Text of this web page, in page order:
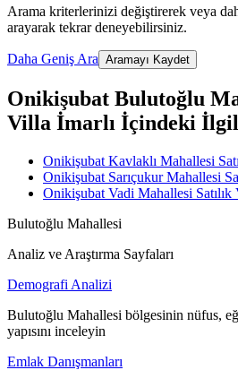
Arama kriterlerinizi değiştirerek veya
arayarak tekrar deneyebilirsiniz.
Daha Geniş Ara Aramayı Kaydet
Onikişubat Bulutoğlu
Villa İmarlı İçindeki
Onikişubat Kavlaklı Mahallesi
Onikişubat Sarıçukur Mahallesi
Onikişubat Vadi Mahallesi Satılık
Bulutoğlu Mahallesi
Analiz ve Araştırma Sayfaları
Demografi Analizi
Bulutoğlu Mahallesi bölgesinin nüfus,
yapısını inceleyin
Emlak Danışmanları